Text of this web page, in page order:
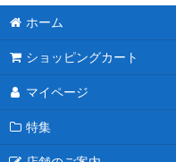
ホーム
ショッピングカート
マイページ
特集